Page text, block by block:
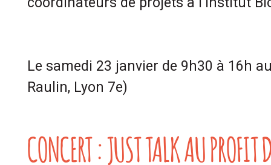
Le samedi 23 janvier de 9h30 à 16h
Raulin, Lyon 7e)
CONCERT : JUST TALK AU PROFIT